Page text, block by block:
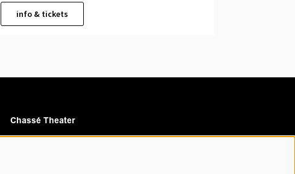
info & tickets
Chassé Theater